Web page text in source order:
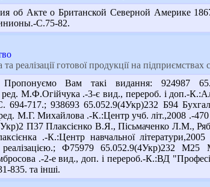
об Акте о Британской Северной Америке
С.75-82.
реалізації готової продукції на
Вам такі видання: 924987
М.Ф.Огійчука .-3-є вид., перероб. і доп.-
С. 694-717.; 938693 65.052.9(4Укр)232 Б94
ред. М.Г. Михайлова .-К.:Центр учб. літ.,2008 .-
П37 Плаксієнко В.Я., Пісьмаченко Л.М.,
.-К.:Центр навчальної
реалізацією.; Ф75979 65.052.9(4Укр)232
.-2-е вид., доп. і перероб.-К.:ВД
835. та інші.